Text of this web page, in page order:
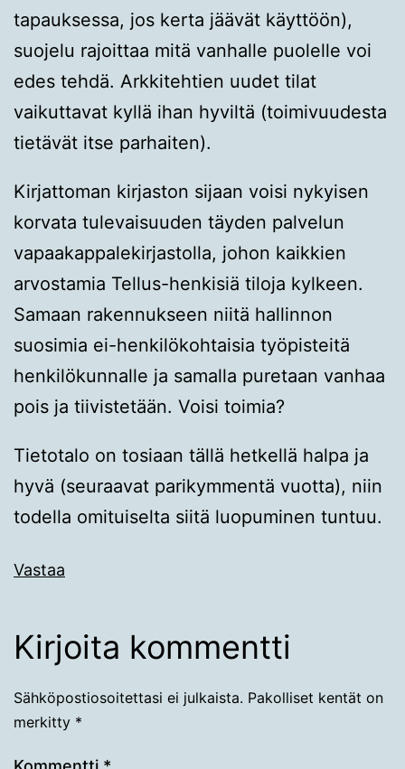
tapauksessa, jos kerta jäävät käyttöön),
suojelu rajoittaa mitä vanhalle puolelle voi
edes tehdä. Arkkitehtien uudet tilat
vaikuttavat kyllä ihan hyviltä (toimivuudesta
tietävät itse parhaiten).
Kirjattoman kirjaston sijaan voisi nykyisen
korvata tulevaisuuden täyden palvelun
vapaakappalekirjastolla, johon kaikkien
arvostamia Tellus-henkisiä tiloja kylkeen.
Samaan rakennukseen niitä hallinnon
suosimia ei-henkilökohtaisia työpisteitä
henkilökunnalle ja samalla puretaan vanhaa
pois ja tiivistetään. Voisi toimia?
Tietotalo on tosiaan tällä hetkellä halpa ja
hyvä (seuraavat parikymmentä vuotta), niin
todella omituiselta siitä luopuminen tuntuu.
Vastaa
Kirjoita kommentti
Sähköpostiosoitettasi ei julkaista. Pakolliset kentät on
merkitty *